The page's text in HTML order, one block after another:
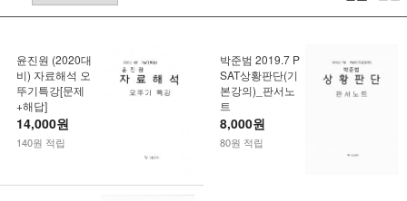
윤진원 (2020대
비) 자료해석 오
뚜기특강[문제
+해답]
14,000원
140원 적립
박준범 2019.7 P
SAT상황판단(기
본강의)_판서노
트
8,000원
80원 적립